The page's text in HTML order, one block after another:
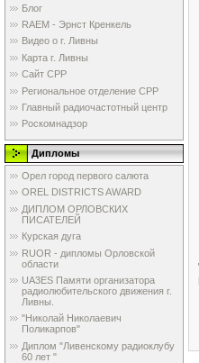
Блог
RAEM - Эрнст Кренкель
Видео о г. Ливны
Карта г. Ливны
Сайт СРР
Региональное отделение СРР
Главный радиочастотный центр
Роскомнадзор
Дипломы
Орел город первого салюта
OREL DISTRICTS AWARD
ДИПЛОМ ОРЛОВСКИХ
ПИСАТЕЛЕЙ
Курская дуга
RUOR - дипломы Орловской
области
UA3ES Памяти организатора
радиолюбительского движения г.
Ливны.
"Николай Николаевич
Поликарпов"
Диплом "Ливенскому радиоклубу
60 лет "